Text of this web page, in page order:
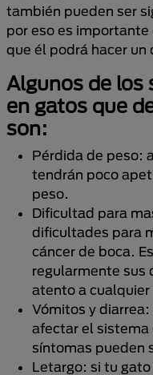
también pueden ser
por eso es
que él podrá hacer
Algunos de los
en gatos que
son:
Pérdida de peso:
tendrán poco
peso.
Dificultad para
dificultades para
cáncer de boca.
regularmente sus
atento a
Vómitos y
afectar el sistema
síntomas pueden
Letargo: si tu